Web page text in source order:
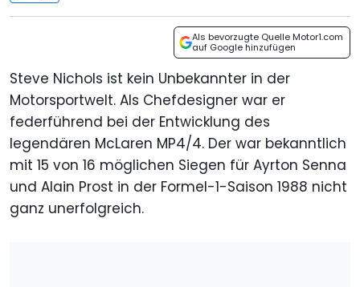
Als bevorzugte Quelle Motor1.com
auf Google hinzufügen
Steve Nichols ist kein Unbekannter in der
Motorsportwelt. Als Chefdesigner war er
federführend bei der Entwicklung des
legendären McLaren MP4/4. Der war bekanntlich
mit 15 von 16 möglichen Siegen für Ayrton Senna
und Alain Prost in der Formel-1-Saison 1988 nicht
ganz unerfolgreich.